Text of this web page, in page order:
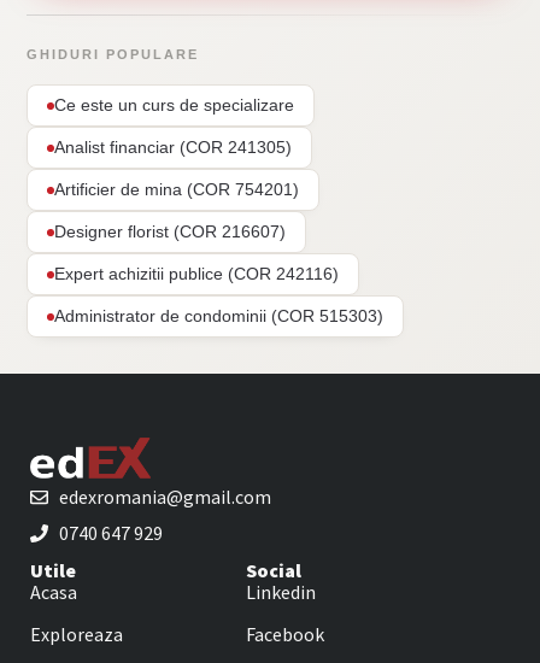
GHIDURI POPULARE
Ce este un curs de specializare
Analist financiar (COR 241305)
Artificier de mina (COR 754201)
Designer florist (COR 216607)
Expert achizitii publice (COR 242116)
Administrator de condominii (COR 515303)
edexromania@gmail.com
0740 647 929
Utile
Acasa
Exploreaza
Social
Linkedin
Facebook